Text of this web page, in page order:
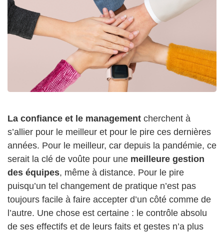
La confiance et le management cherchent à
s’allier pour le meilleur et pour le pire ces dernières
années. Pour le meilleur, car depuis la pandémie, ce
serait la clé de voûte pour une meilleure gestion
des équipes, même à distance. Pour le pire
puisqu’un tel changement de pratique n’est pas
toujours facile à faire accepter d’un côté comme de
l’autre. Une chose est certaine : le contrôle absolu
de ses effectifs et de leurs faits et gestes n’a plus